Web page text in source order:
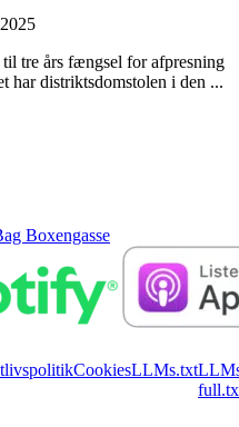
tre års fængsel for afpresning
har distriktsdomstolen i den ...
Boxengasse
CookiesLLMs.txt